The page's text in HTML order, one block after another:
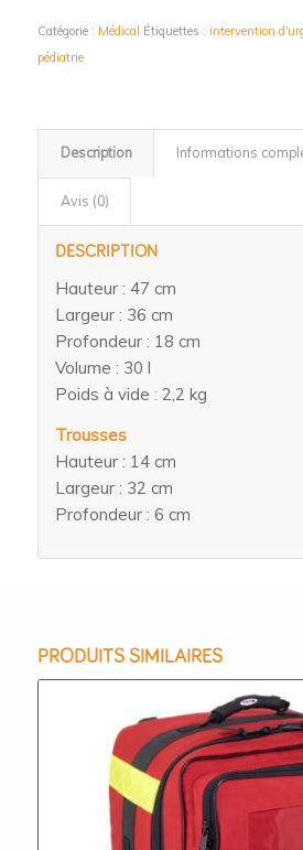
Catégorie : Médical Étiquettes : intervention
pédiatrie
Description Informations
Avis (0)
DESCRIPTION
Hauteur : 47 cm
Largeur : 36 cm
Profondeur : 18 cm
Volume : 30 l
Poids à vide : 2,2 kg
Trousses
Hauteur : 14 cm
Largeur : 32 cm
Profondeur : 6 cm
PRODUITS SIMILAIRES